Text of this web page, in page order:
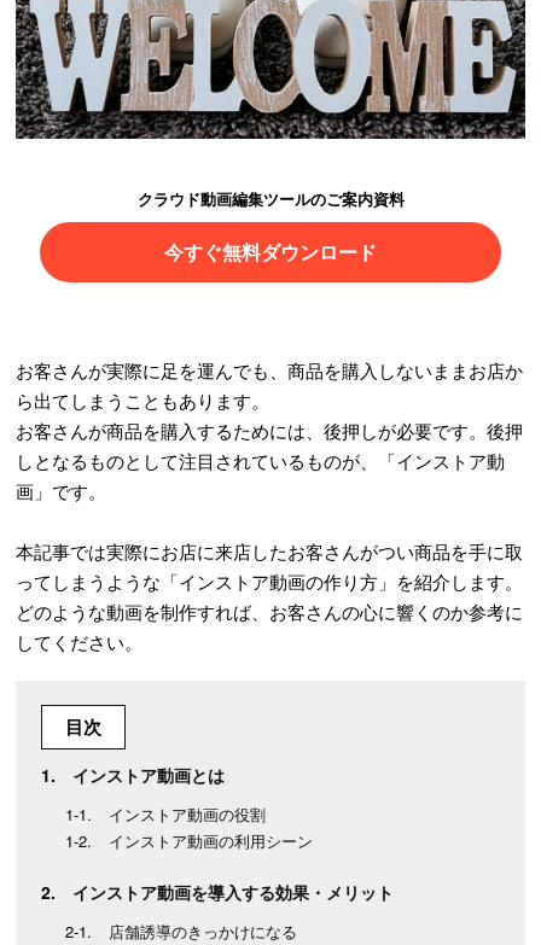
クラウド動画編集ツールのご案内資料
今すぐ無料ダウンロード
お客さんが実際に足を運んでも、商品を購入しないままお店か
ら出てしまうこともあります。
お客さんが商品を購入するためには、後押しが必要です。後押
しとなるものとして注目されているものが、「インストア動
画」です。
本記事では実際にお店に来店したお客さんがつい商品を手に取
ってしまうような「インストア動画の作り方」を紹介します。
どのような動画を制作すれば、お客さんの心に響くのか参考に
してください。
目次
インストア動画とは
インストア動画の役割
インストア動画の利用シーン
インストア動画を導入する効果・メリット
店舗誘導のきっかけになる